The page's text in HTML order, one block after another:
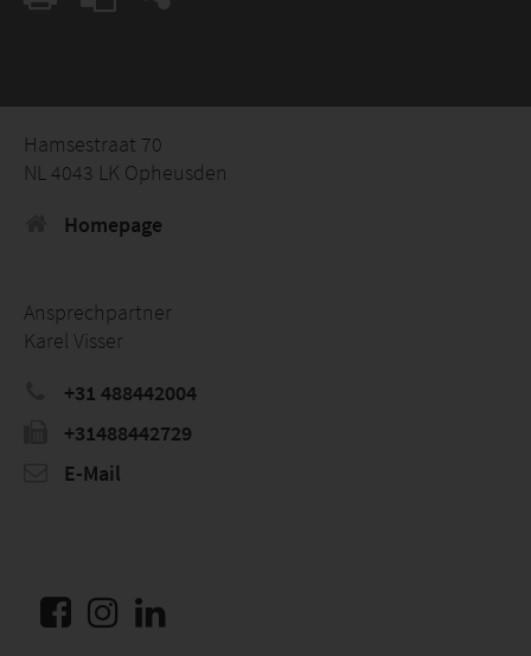
Hamsestraat 70
NL 4043 LK Opheusden
Homepage
Ansprechpartner
Karel Visser
+31 488442004
+31488442729
E-Mail